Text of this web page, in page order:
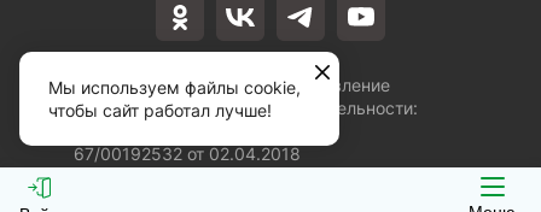
Лицензия на осуществление
образовательной деятельности:
67/00192532 от 02.04.2018
Мы используем файлы cookie,
чтобы сайт работал лучше!